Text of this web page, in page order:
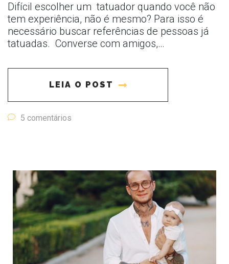
Difícil escolher um tatuador quando você não
tem experiência, não é mesmo? Para isso é
necessário buscar referências de pessoas já
tatuadas. Converse com amigos,…
LEIA O POST
5 comentários